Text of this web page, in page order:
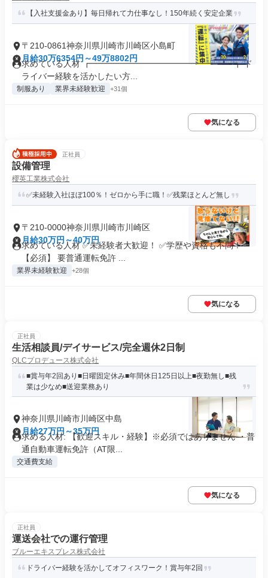
【入社支援金あり】毎日帰れて力仕事なし！150年続く安定企業
〒210-0861神奈川県川崎市川崎区小島町
月給30万6354円～49万8802円
求めている人材 ┏━━━━━━━━━━━━━━━━━┓ ド
ライバー経験を活かしたい方...
制服あり 業界未経験歓迎 +31個
気になる
正社員
設備管理
櫻英工業株式会社
✅未経験入社ほぼ100％！ゼロから手に職！✅残業ほとんど無し
〒210-0000神奈川県川崎市川崎区
月給30万円～40万円
求めている人材 ✅未経験者大歓迎！ ✅学歴や資格も不問！
【必須】 要普通運転免許 ...
業界未経験歓迎 +28個
気になる
正社員
生活相談員/デイサービス/完全週休2日制
QLCプロデュース株式会社
■賞与年2回あり■日曜固定休み■年間休日125日以上■夜勤無し■残
業は少なめ■送迎業務あり
神奈川県川崎市川崎区中島
月給27万円～35万円
求める人材: 【歓迎スキル・経験】※必須ではありません ・普
通自動車運転免許（AT限...
交通費支給
気になる
正社員
運送会社での運行管理
ブルーエキスプレス株式会社
ドライバー経験を活かしてオフィスワーク！賞与年2回